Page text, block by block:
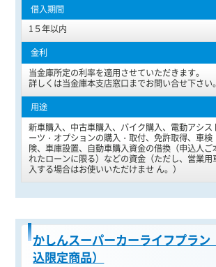
1５年以内
当金庫所定の利率を適用させていただきます。
詳しくは当金庫本支店窓口までお問い合せ下さい。
新車購入、中古車購入、バイク購入、電動アシ
ーツ・オプションの購入・取付、免許取得、車
険、車庫設置、自動車購入資金の借換（申込人
れたローンに限る）などの資金（ただし、営業
入する場合はお使いいただけませ ん。）
かしんスーパーカーライフプラン
込限定商品）